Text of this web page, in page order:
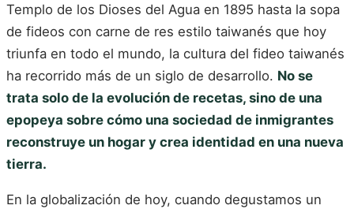
Templo de los Dioses del Agua en 1895 hasta la sopa
de fideos con carne de res estilo taiwanés que hoy
triunfa en todo el mundo, la cultura del fideo taiwanés
ha recorrido más de un siglo de desarrollo. No se
trata solo de la evolución de recetas, sino de una
epopeya sobre cómo una sociedad de inmigrantes
reconstruye un hogar y crea identidad en una nueva
tierra.
En la globalización de hoy, cuando degustamos un